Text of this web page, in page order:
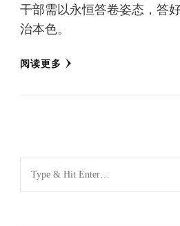
干部需以永恒答卷姿态，答
治本色。
阅读更多
找
什